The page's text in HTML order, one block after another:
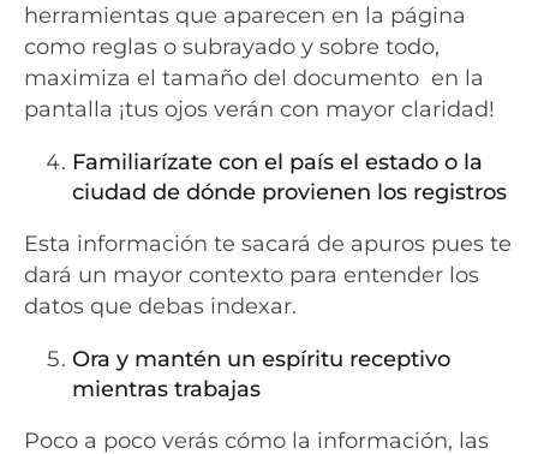
herramientas que aparecen en la página
como reglas o subrayado y sobre todo,
maximiza el tamaño del documento en la
pantalla ¡tus ojos verán con mayor claridad!
Familiarízate con el país el estado o la
ciudad de dónde provienen los registros
Esta información te sacará de apuros pues te
dará un mayor contexto para entender los
datos que debas indexar.
Ora y mantén un espíritu receptivo
mientras trabajas
Poco a poco verás cómo la información, las